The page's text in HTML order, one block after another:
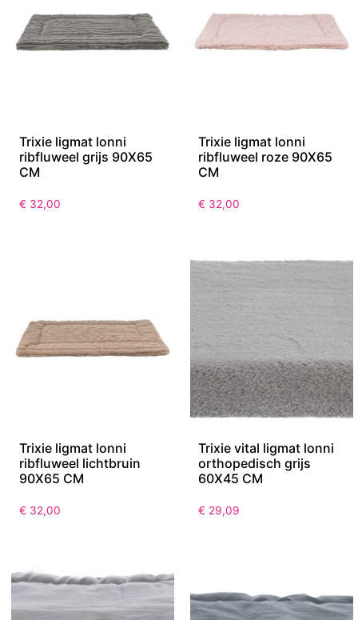
Trixie ligmat lonni
ribfluweel grijs 90X65
CM
€ 32,00
Trixie ligmat lonni
ribfluweel roze 90X65
CM
€ 32,00
Trixie ligmat lonni
ribfluweel lichtbruin
90X65 CM
€ 32,00
Trixie vital ligmat lonni
orthopedisch grijs
60X45 CM
€ 29,09